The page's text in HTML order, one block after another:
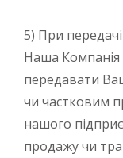
5) При
Наша
передавати
чи частковим
нашого
продажу чи